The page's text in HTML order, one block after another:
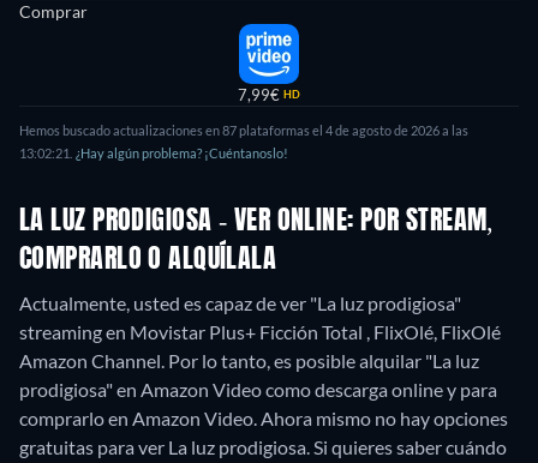
Comprar
7,99€ HD
Hemos buscado actualizaciones en87plataformas el 4 de agosto de 2026a las
13:02:21 ¿Hay algún problema? ¡Cuéntanoslo!
LA LUZ PRODIGIOSA - VER ONLINE: POR STREAM,
COMPRARLO O ALQUÍLALA
Actualmente, usted es capaz de ver "La luz prodigiosa"
streaming en Movistar Plus+ Ficción Total , FlixOlé, FlixOlé
Amazon Channel. Por lo tanto, es posible alquilar "La luz
prodigiosa" en Amazon Video como descarga online y para
comprarlo en Amazon Video.Ahora mismo no hay opciones
gratuitas para ver La luz prodigiosa. Si quieres saber cuándo